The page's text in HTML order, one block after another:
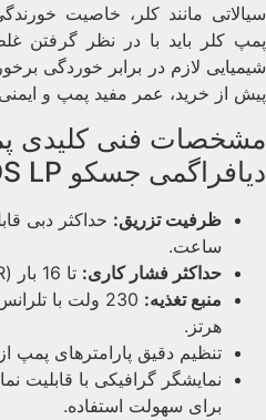
سیالاتی مانند کلر، خاصیت خورندگی
پمپ کلر باید با در نظر گرفتن
شیمیایی لازم در برابر خوردگی
پیش از خرید، عمر مفید پمپ و
مشخصات فنی کلیدی
دیافراگمی جسکو MEMDOS LP:
ظرفیت تزریق:
ساعت.
حداکثر فشار کاری: تا 16 بار (BAR).
منبع تغذیه:
هرتز.
تنظیم دقیق پارامترهای پمپ
نمایشگر گرافیکی با قابلیت
برای سهولت استفاده.